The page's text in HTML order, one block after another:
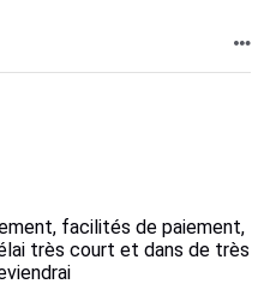
facilités de paiement,
très court et dans de très